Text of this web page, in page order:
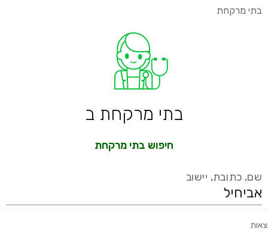
בתי מרקחת
בתי מרקחת ב
חיפוש בתי מרקחת
שם, כתובת, יישוב